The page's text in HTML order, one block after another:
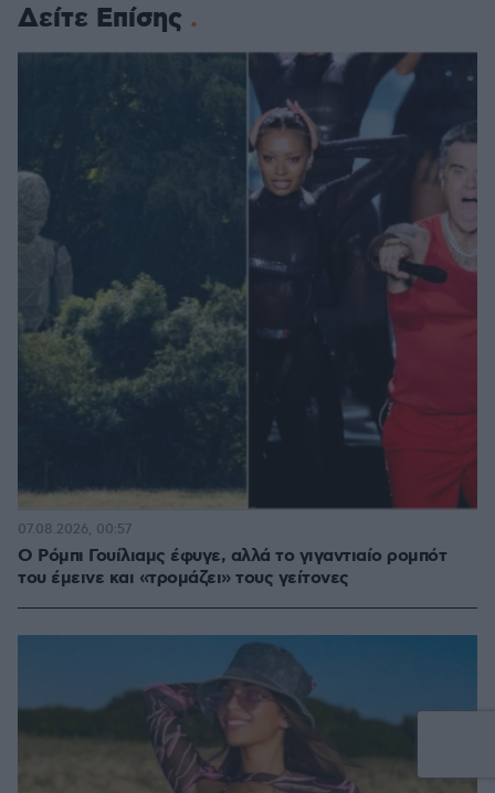
Δείτε Επίσης
Ο Ρόμπι Γουίλιαμς έφυγε, αλλά το γιγαντιαίο ρομπότ
του έμεινε και «τρομάζει» τους γείτονες
07.08.2026, 00:57